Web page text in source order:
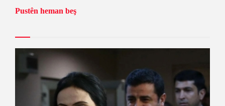
Pustên heman beş